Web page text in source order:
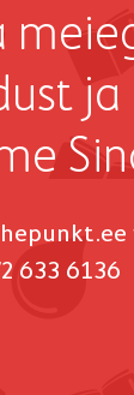
ja
633 6136